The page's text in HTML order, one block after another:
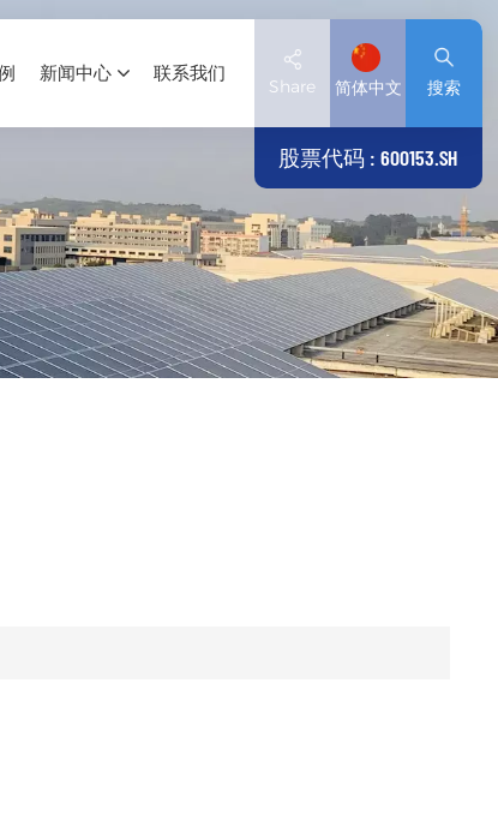
新闻中心 联系我们
Share 简体中文
English
Deutsch
español
日本語
搜索
股票代码 : 600153.SH